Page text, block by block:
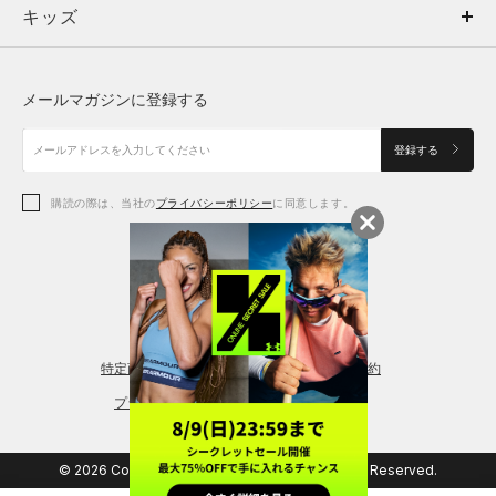
キッズ
アクセサリー
ボトムス
アクセサリー
トップス
シューズ
アクセサリー
レギンス＆タイツ
キッズ
シューズ
メールマガジンに登録する
登録する
購読の際は、当社のプライバシーポリシーに同意します。
特定商取引法に基づく通販の表記 会員規約
プライバシーポリシー
© 2026 Copyright DOME Corporation. All Rights Reserved.